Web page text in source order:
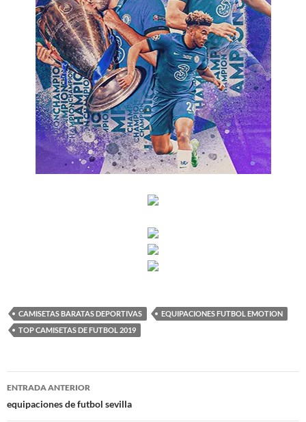
CAMISETAS BARATAS DEPORTIVAS
EQUIPACIONES FUTBOL EMOTION
TOP CAMISETAS DE FUTBOL 2019
Navegación
de
ENTRADA ANTERIOR
equipaciones de futbol sevilla